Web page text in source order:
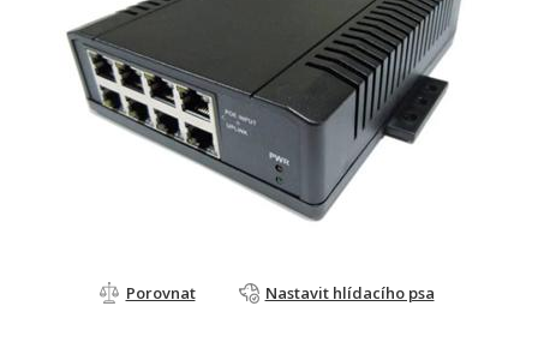
Porovnat Nastavit hlídacího psa